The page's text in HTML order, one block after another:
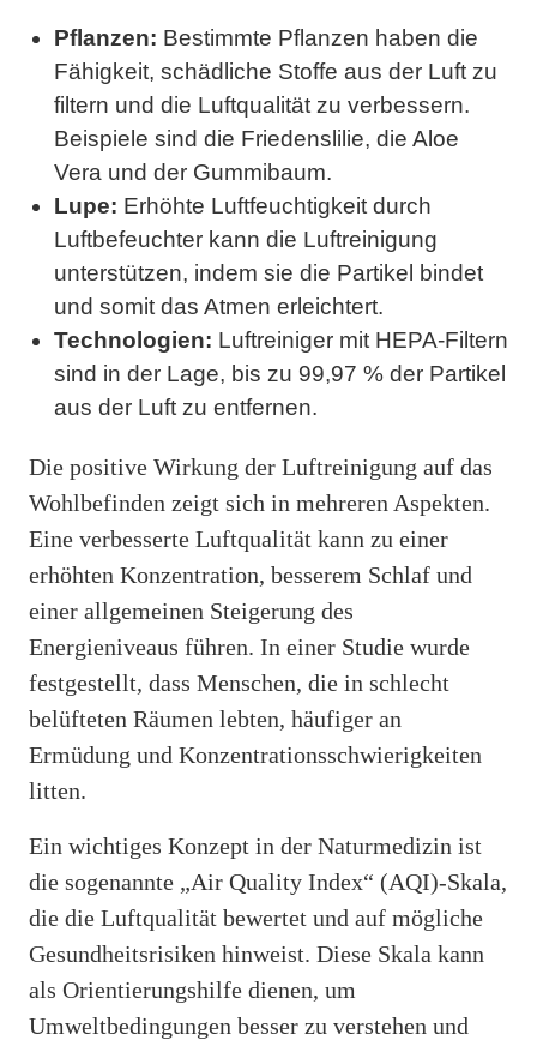
Pflanzen: Bestimmte Pflanzen haben die
Fähigkeit, schädliche Stoffe aus der Luft zu
filtern und die Luftqualität zu verbessern.
Beispiele sind die Friedenslilie, die Aloe
Vera und der Gummibaum.
Lupe: Erhöhte Luftfeuchtigkeit durch
Luftbefeuchter kann die Luftreinigung
unterstützen, indem sie die Partikel bindet
und somit das Atmen erleichtert.
Technologien: Luftreiniger mit HEPA-Filtern
sind in der Lage, bis zu 99,97 % der Partikel
aus der Luft zu entfernen.
Die positive Wirkung der Luftreinigung auf das
Wohlbefinden zeigt sich in mehreren Aspekten.
Eine verbesserte Luftqualität kann zu einer
erhöhten Konzentration, besserem Schlaf und
einer allgemeinen Steigerung des
Energieniveaus führen. In einer Studie wurde
festgestellt, dass Menschen, die in schlecht
belüfteten Räumen lebten, häufiger an
Ermüdung und Konzentrationsschwierigkeiten
litten.
Ein wichtiges Konzept in der Naturmedizin ist
die sogenannte „Air Quality Index“ (AQI)-Skala,
die die Luftqualität bewertet und auf mögliche
Gesundheitsrisiken hinweist. Diese Skala kann
als Orientierungshilfe dienen, um
Umweltbedingungen besser zu verstehen und